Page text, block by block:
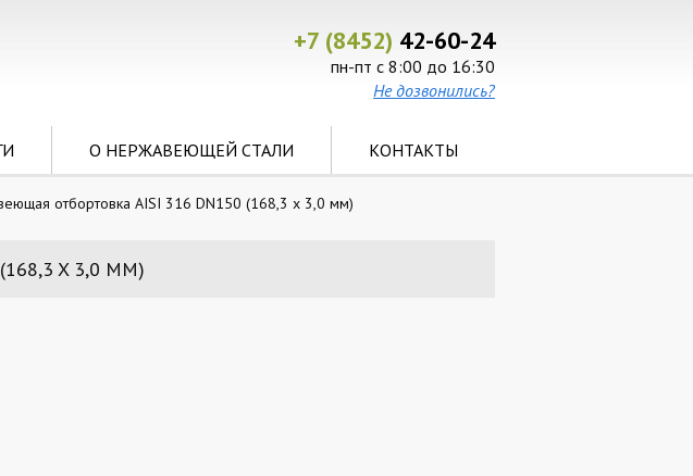
+7 (8452) 42-60-24
пн-пт с 8:00 до 16:30
Не дозвонились?
О НЕРЖАВЕЮЩЕЙ СТАЛИ КОНТАКТЫ
отбортовка AISI 316 DN150 (168,3 x 3,0 мм)
X 3,0 ММ)